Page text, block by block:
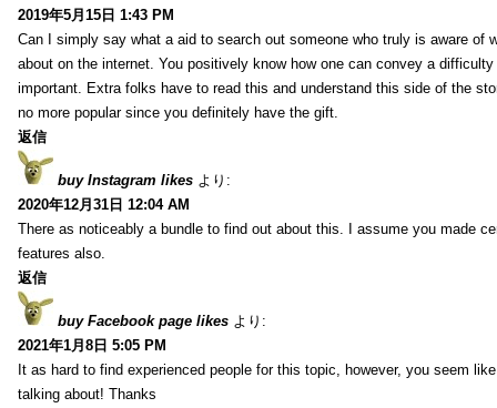
2019年5月15日 1:43 PM
Can I simply say what a aid to search out someone who truly is aware of
about on the internet. You positively know how one can convey a
important. Extra folks have to read this and understand this side of the
no more popular since you definitely have the gift.
返信
buy Instagram likes より:
2020年12月31日 12:04 AM
There as noticeably a bundle to find out about this. I assume you made
features also.
返信
buy Facebook page likes より:
2021年1月8日 5:05 PM
It as hard to find experienced people for this topic, however, you seem
talking about! Thanks